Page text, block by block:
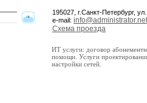
195027, г.Санкт-Петербург,
e-mail:
Схема проезда
ИТ услуги: договор
помощи. Услуги
настройки сетей.